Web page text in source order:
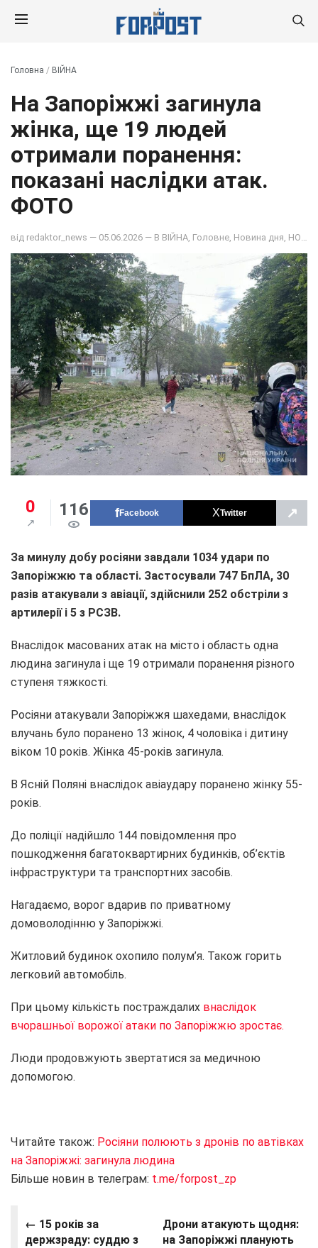
Головна / ВІЙНА
На Запоріжжі загинула
жінка, ще 19 людей
отримали поранення:
показані наслідки атак.
ФОТО
від redaktor_news — 05.06.2026 — В ВІЙНА Головне Новина дня НОВИНИ
0 116 Facebook Twitter ↗
За минулу добу росіяни завдали 1034 удари по
Запоріжжю та області. Застосували 747 БпЛА, 30
разів атакували з авіації, здійснили 252 обстріли з
артилерії і 5 з РСЗВ.
Внаслідок масованих атак на місто і область одна
людина загинула і ще 19 отримали поранення різного
ступеня тяжкості.
Росіяни атакували Запоріжжя шахедами, внаслідок
влучань було поранено 13 жінок, 4 чоловіка і дитину
віком 10 років. Жінка 45-років загинула.
В Ясній Поляні внаслідок авіаудару поранено жінку 55-
років.
До поліції надійшло 144 повідомлення про
пошкодження багатоквартирних будинків, об’єктів
інфраструктури та транспортних засобів.
Нагадаємо, ворог вдарив по приватному
домоволодінню у Запоріжжі.
Житловий будинок охопило полум’я. Також горить
легковий автомобіль.
При цьому кількість постраждалих внаслідок
вчорашньої ворожої атаки по Запоріжжю зростає.
Люди продовжують звертатися за медичною
допомогою.
Читайте також: Росіяни полюють з дронів по автівках
на Запоріжжі: загинула людина
Більше новин в телеграм: t.me/forpost_zp
← 15 років за
держзраду: суддю з
Дрони атакують щодня:
на Запоріжжі планують